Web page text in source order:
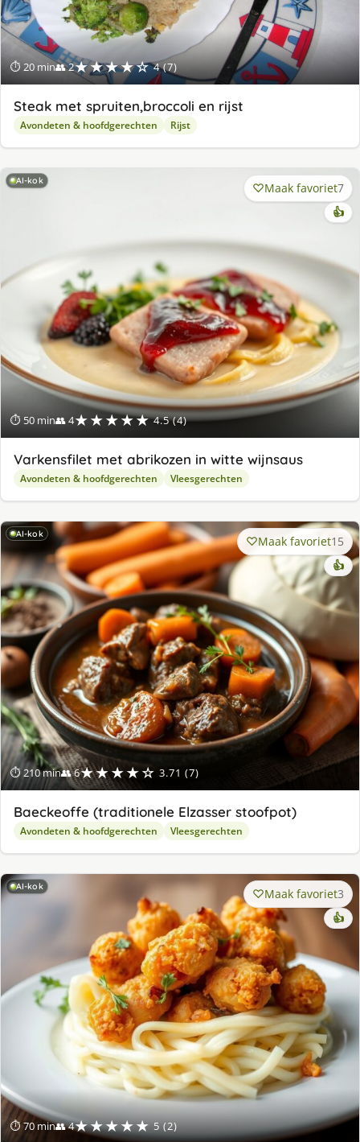
⏱ 20 min👥 2★★★★☆ 4 (7)
Steak met spruiten,broccoli en rijst
Avondeten & hoofdgerechten Rijst
AI-kok
⏱ 50 min👥 4★★★★★ 4.5 (4)
Maak favoriet7
👍
Varkensfilet met abrikozen in witte wijnsaus
Avondeten & hoofdgerechten Vleesgerechten
AI-kok
⏱ 210 min👥 6★★★★☆ 3.71 (7)
Maak favoriet15
👍
Baeckeoffe (traditionele Elzasser stoofpot)
Avondeten & hoofdgerechten Vleesgerechten
AI-kok
⏱ 70 min👥 4★★★★★ 5 (2)
Maak favoriet3
👍